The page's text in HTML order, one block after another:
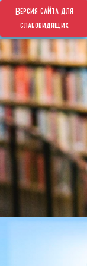
Версия сайта для
слабовидящих